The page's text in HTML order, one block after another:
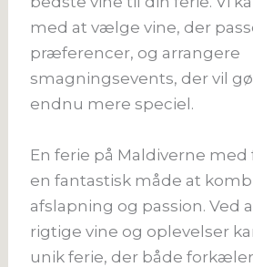
med at vælge vine, der
præferencer, og arrangere
smagningsevents, der vil
endnu mere speciel​.
En ferie på Maldiverne med
en fantastisk måde at
afslapning og passion. Ved
rigtige vine og oplevelser
unik ferie, der både